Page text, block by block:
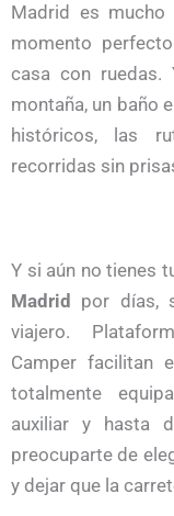
Madrid es
momento
casa con ruedas.
montaña, un baño
históricos, las
recorridas sin
Y si aún no tienes
Madrid por días,
viajero.
Camper facilitan
totalmente
auxiliar y hasta
preocuparte de
y dejar que la